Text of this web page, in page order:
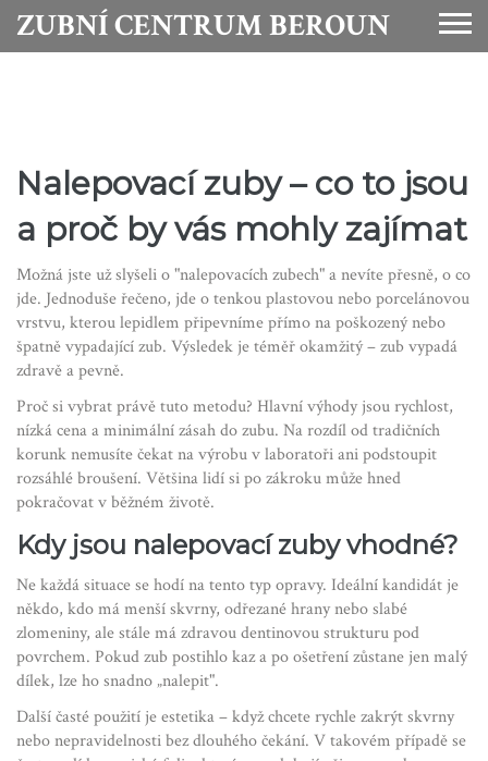
ZUBNÍ CENTRUM BEROUN
Nalepovací zuby – co to jsou
a proč by vás mohly zajímat
Možná jste už slyšeli o "nalepovacích zubech" a nevíte přesně, o co
jde. Jednoduše řečeno, jde o tenkou plastovou nebo porcelánovou
vrstvu, kterou lepidlem připevníme přímo na poškozený nebo
špatně vypadající zub. Výsledek je téměř okamžitý – zub vypadá
zdravě a pevně.
Proč si vybrat právě tuto metodu? Hlavní výhody jsou rychlost,
nízká cena a minimální zásah do zubu. Na rozdíl od tradičních
korunk nemusíte čekat na výrobu v laboratoři ani podstoupit
rozsáhlé broušení. Většina lidí si po zákroku může hned
pokračovat v běžném životě.
Kdy jsou nalepovací zuby vhodné?
Ne každá situace se hodí na tento typ opravy. Ideální kandidát je
někdo, kdo má menší skvrny, odřezané hrany nebo slabé
zlomeniny, ale stále má zdravou dentinovou strukturu pod
povrchem. Pokud zub postihlo kaz a po ošetření zůstane jen malý
dílek, lze ho snadno „nalepit".
Další časté použití je estetika – když chcete rychle zakrýt skvrny
nebo nepravidelnosti bez dlouhého čekání. V takovém případě se